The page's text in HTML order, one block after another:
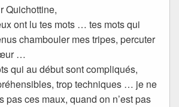
Quichottine,
ont lu tes mots … tes mots qui
chambouler mes tripes, percuter
…
qui au début sont compliqués,
trop techniques … je ne
pas ces maux, quand on n’est pas